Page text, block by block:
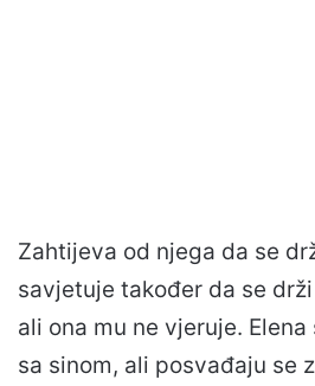
Zahtijeva od njega da se
savjetuje također da se
ali ona mu ne vjeruje.
sa sinom, ali posvađaju se